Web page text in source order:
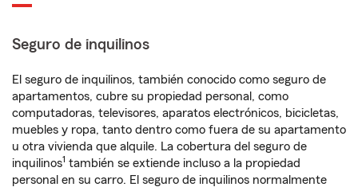
Seguro de inquilinos
El seguro de inquilinos, también conocido como seguro de
apartamentos, cubre su propiedad personal, como
computadoras, televisores, aparatos electrónicos, bicicletas,
muebles y ropa, tanto dentro como fuera de su apartamento
u otra vivienda que alquile. La cobertura del seguro de
inquilinos1 también se extiende incluso a la propiedad
personal en su carro. El seguro de inquilinos normalmente